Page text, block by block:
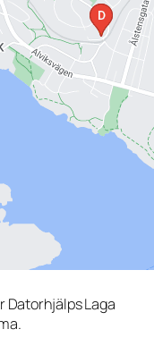
Datorhjälps Laga